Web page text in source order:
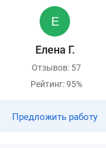
Елена Г.
Отзывов: 57
Рейтинг: 95%
Предложить работу